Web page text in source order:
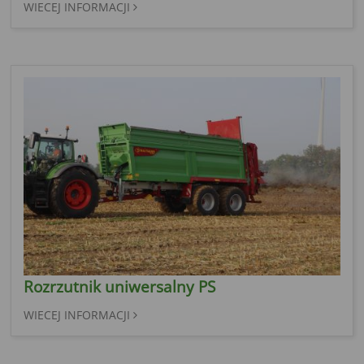
WIECEJ INFORMACJI
Rozrzutnik uniwersalny PS
WIECEJ INFORMACJI